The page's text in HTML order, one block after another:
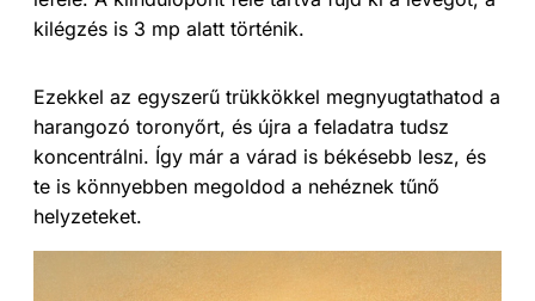
kilégzés is 3 mp alatt történik.
Ezekkel az egyszerű trükkökkel megnyugtathatod a
harangozó toronyőrt, és újra a feladatra tudsz
koncentrálni. Így már a várad is békésebb lesz, és
te is könnyebben megoldod a nehéznek tűnő
helyzeteket.